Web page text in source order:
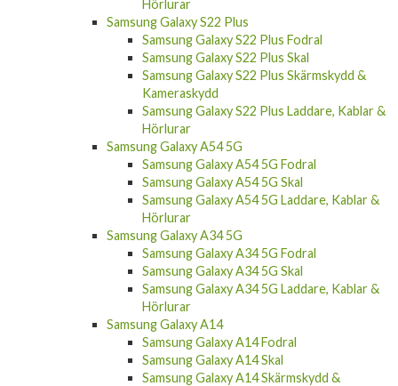
Hörlurar
Samsung Galaxy S22 Plus
Samsung Galaxy S22 Plus Fodral
Samsung Galaxy S22 Plus Skal
Samsung Galaxy S22 Plus Skärmskydd &
Kameraskydd
Samsung Galaxy S22 Plus Laddare, Kablar &
Hörlurar
Samsung Galaxy A54 5G
Samsung Galaxy A54 5G Fodral
Samsung Galaxy A54 5G Skal
Samsung Galaxy A54 5G Laddare, Kablar &
Hörlurar
Samsung Galaxy A34 5G
Samsung Galaxy A34 5G Fodral
Samsung Galaxy A34 5G Skal
Samsung Galaxy A34 5G Laddare, Kablar &
Hörlurar
Samsung Galaxy A14
Samsung Galaxy A14 Fodral
Samsung Galaxy A14 Skal
Samsung Galaxy A14 Skärmskydd &